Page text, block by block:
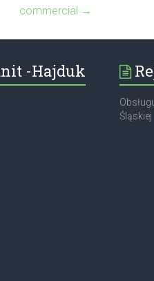
commercial →
-Hajduk
Śląskiej